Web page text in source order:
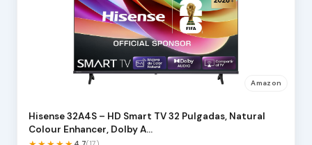
Amazon
Hisense 32A4S – HD Smart TV 32 Pulgadas, Natural
Colour Enhancer, Dolby A…